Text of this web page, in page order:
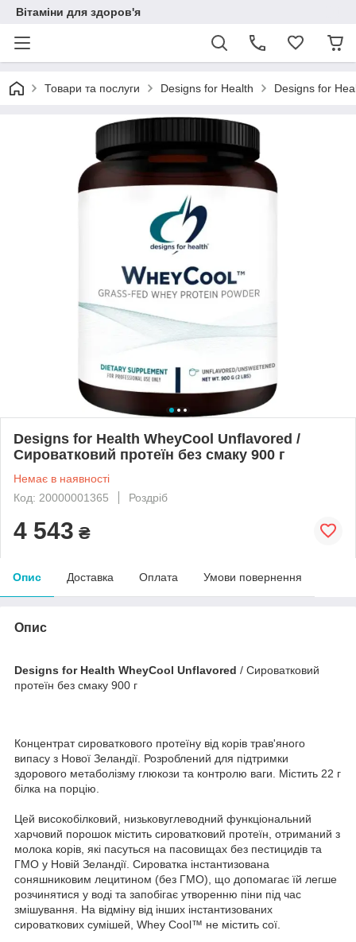
Вітаміни для здоров'я
Товари та послуги Designs for Health Designs for
Designs for Health WheyCool Unflavored /
Сироватковий протеїн без смаку 900 г
Немає в наявності
Код: 20000001365
Роздріб
4 543 ₴
Опис Доставка Оплата Умови повернення
Опис
Designs for Health WheyCool Unflavored / Сироватковий
протеїн без смаку 900 г
Концентрат сироваткового протеїну від корів трав'яного
випасу з Нової Зеландії. Розроблений для підтримки
здорового метаболізму глюкози та контролю ваги. Містить 22 г
білка на порцію.
Цей високобілковий, низьковуглеводний функціональний
харчовий порошок містить сироватковий протеїн, отриманий з
молока корів, які пасуться на пасовищах без пестицидів та
ГМО у Новій Зеландії. Сироватка інстантизована
соняшниковим лецитином (без ГМО), що допомагає їй легше
розчинятися у воді та запобігає утворенню піни під час
змішування. На відміну від інших інстантизованих
сироваткових сумішей, Whey Cool™ не містить сої.